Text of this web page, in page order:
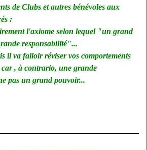
de Clubs et autres bénévoles aux
:
l'axiome selon lequel "un grand
responsabilité"...
il va falloir réviser vos comportements
car , à contrario, une grande
pas un grand pouvoir...